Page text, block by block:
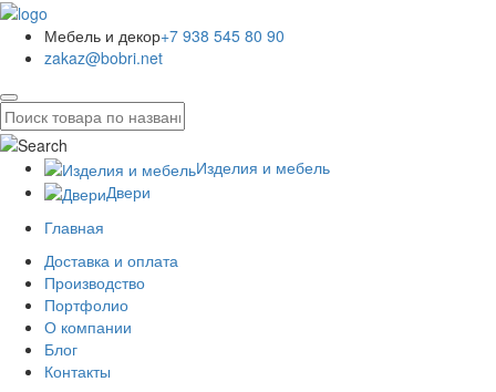
Мебель и декор+7 938 545 80 90
zakaz@bobri.net
Изделия и мебель
Двери
Главная
Доставка и оплата
Производство
Портфолио
О компании
Блог
Контакты